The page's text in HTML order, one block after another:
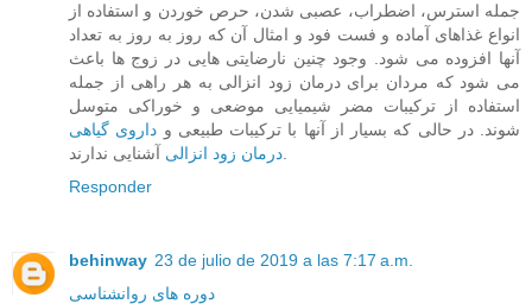
جمله استرس، اضطراب، عصبی شدن، حرص خوردن و استفاده از
انواع غذاهای آماده و فست فود و امثال آن که روز به روز به تعداد
آنها افزوده می شود. وجود چنین نارضایتی هایی در زوج ها باعث
می شود که مردان برای درمان زود انزالی به هر راهی از جمله
استفاده از ترکیبات مضر شیمیایی موضعی و خوراکی متوسل
شوند. در حالی که بسیار از آنها با ترکیبات طبیعی و داروی گیاهی
درمان زود انزالی
Responder
behinway 23 de julio de 2019 a las 7:17 a.m.
دوره های روانشناسی